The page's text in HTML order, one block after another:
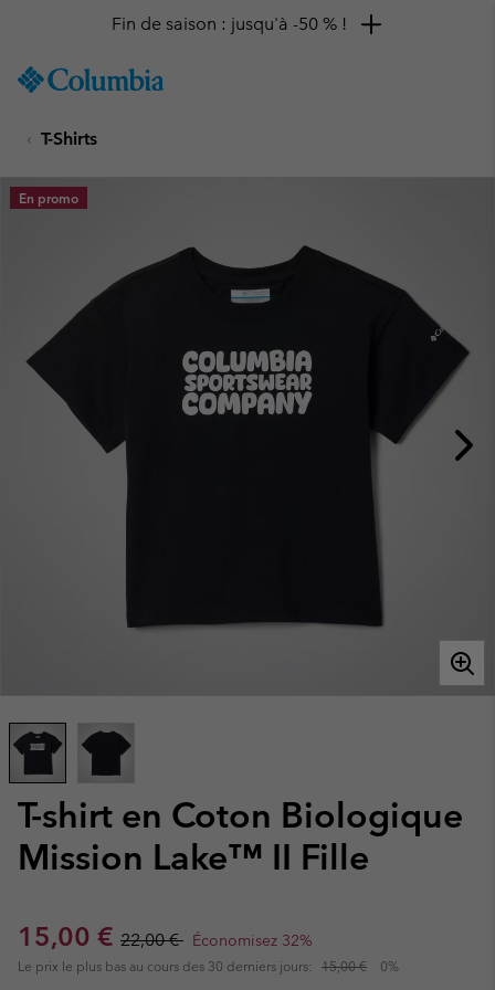
TO
SKIP
MAIN
NAV
SEARCH
Fin de saison : jusqu'à -50 % !
T-Shirts
T-shirt en Coton Biologique
Mission Lake™ II Fille
Sale price:
15,00 € Regular price:
22,00 € Économisez 32%
Le prix le plus bas au cours des 30 derniers jours: 15,00 € 0%
En promo